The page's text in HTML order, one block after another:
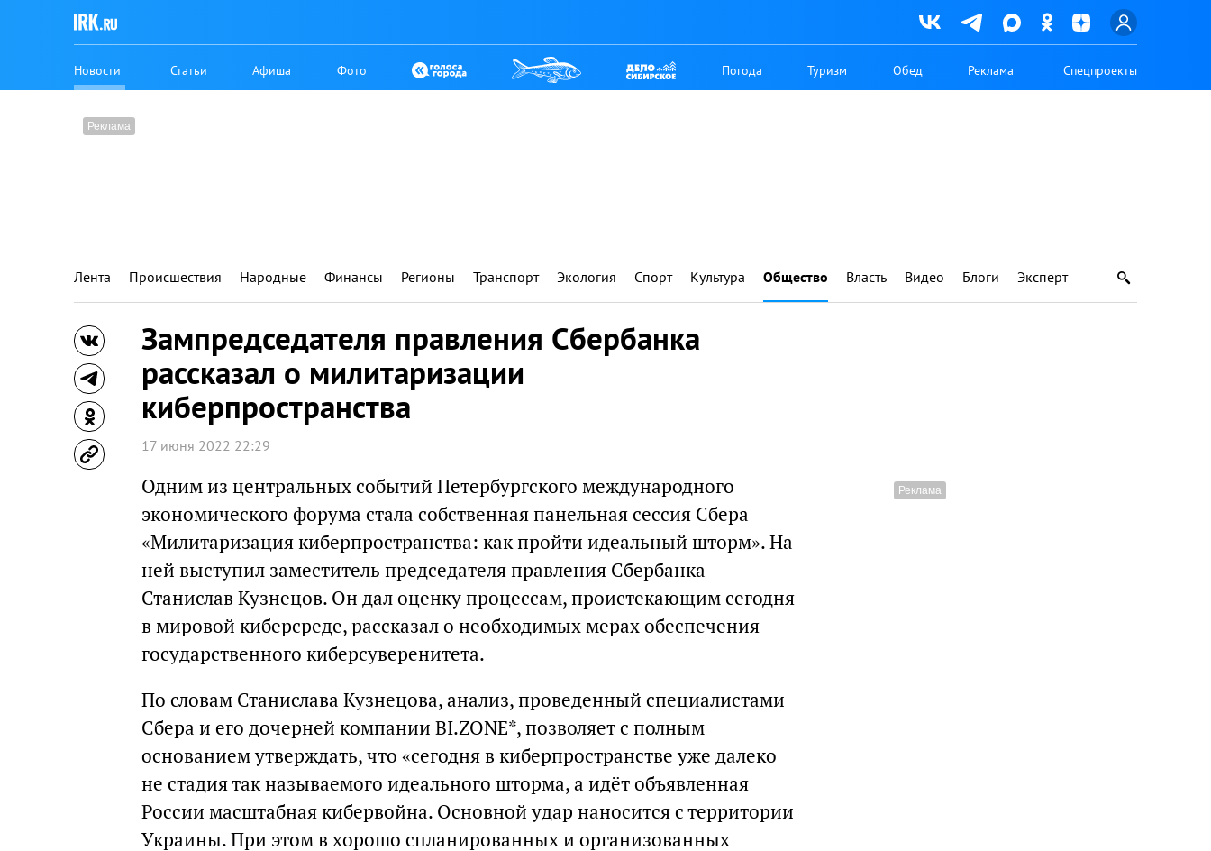
Новости Статьи Афиша Фото Погода Туризм Обед Реклама Спецпроекты
Лента Происшествия Народные Финансы Регионы Транспорт Экология Спорт Культура Общество Власть Видео Блоги Эксперт
Зампредседателя правления Сбербанка
рассказал о милитаризации
киберпространства
17 июня 2022 22:29
Одним из центральных событий Петербургского международного
экономического форума стала собственная панельная сессия Сбера
«Милитаризация киберпространства: как пройти идеальный шторм». На
ней выступил заместитель председателя правления Сбербанка
Станислав Кузнецов. Он дал оценку процессам, проистекающим сегодня
в мировой киберсреде, рассказал о необходимых мерах обеспечения
государственного киберсуверенитета.
По словам Станислава Кузнецова, анализ, проведенный специалистами
Сбера и его дочерней компании BI.ZONE*, позволяет с полным
основанием утверждать, что «сегодня в киберпространстве уже далеко
не стадия так называемого идеального шторма, а идёт объявленная
России масштабная кибервойна. Основной удар наносится с территории
Украины. При этом в хорошо спланированных и организованных